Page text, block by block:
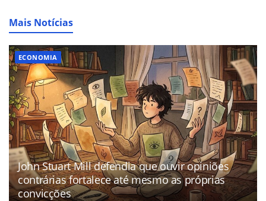
Mais Notícias
ECONOMIA
John Stuart Mill defendia que ouvir opiniões
contrárias fortalece até mesmo as próprias
convicções